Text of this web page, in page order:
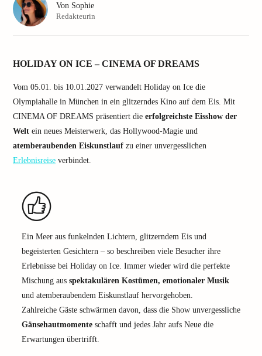
HOLIDAY ON ICE – CINEMA OF DREAMS
Vom 05.01. bis 10.01.2027 verwandelt Holiday on Ice die
Olympiahalle in München in ein glitzerndes Kino auf dem Eis. Mit
CINEMA OF DREAMS präsentiert die erfolgreichste Eisshow der
Welt ein neues Meisterwerk, das Hollywood-Magie und
atemberaubenden Eiskunstlauf zu einer unvergesslichen
Erlebnisreise verbindet.
Ein Meer aus funkelnden Lichtern, glitzerndem Eis und
begeisterten Gesichtern – so beschreiben viele Besucher ihre
Erlebnisse bei Holiday on Ice. Immer wieder wird die perfekte
Mischung aus spektakulären Kostümen, emotionaler Musik
und atemberaubendem Eiskunstlauf hervorgehoben.
Zahlreiche Gäste schwärmen davon, dass die Show unvergessliche
Gänsehautmomente schafft und jedes Jahr aufs Neue die
Erwartungen übertrifft.
Von Sophie
Redakteurin